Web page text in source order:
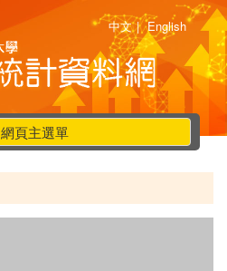
中文 | English
網頁主選單